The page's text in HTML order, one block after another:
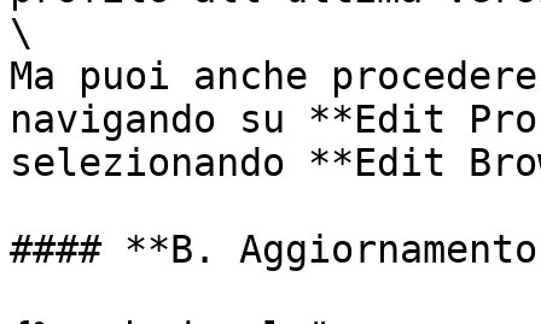
\
Ma puoi anche
navigando su **Edit
selezionando **Edit
#### **B.